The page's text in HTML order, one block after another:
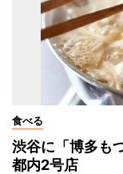
食べる
渋谷に「博多も
都内2号店